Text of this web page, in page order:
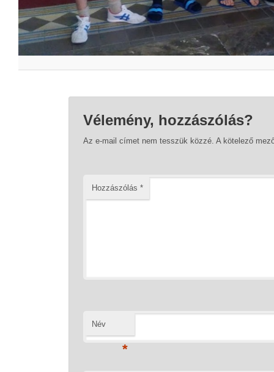
Vélemény, hozzászólás?
Az e-mail címet nem tesszük közzé. A kötelező
Hozzászólás *
Név
*